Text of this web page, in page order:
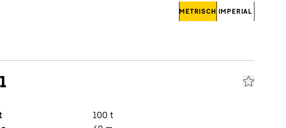
Liebherr
METRISCH IMPERIAL
100 t